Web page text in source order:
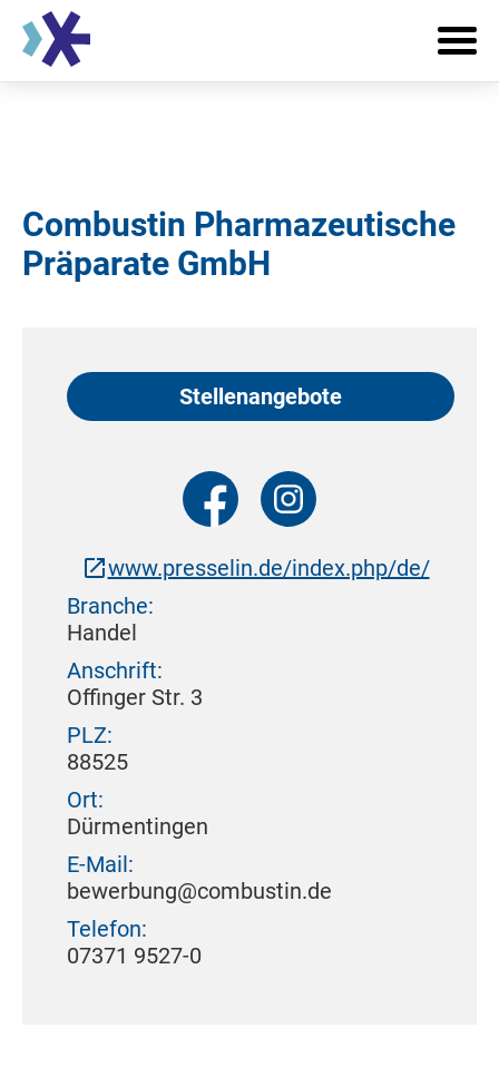
Combustin Pharmazeutische
Präparate GmbH
Stellenangebote
www.presselin.de/index.php/de/
Branche:
Handel
Anschrift:
Offinger Str. 3
PLZ:
88525
Ort:
Dürmentingen
E-Mail:
bewerbung@combustin.de
Telefon:
07371 9527-0